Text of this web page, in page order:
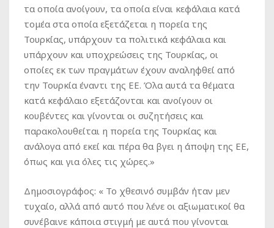
τα οποία ανοίγουν, τα οποία είναι κεφάλαια κατά
τομέα στα οποία εξετάζεται η πορεία της
Τουρκίας, υπάρχουν τα πολιτικά κεφάλαια και
υπάρχουν και υποχρεώσεις της Τουρκίας, οι
οποίες εκ των πραγμάτων έχουν αναληφθεί από
την Τουρκία έναντι της ΕΕ. Όλα αυτά τα θέματα
κατά κεφάλαιο εξετάζονται και ανοίγουν οι
κουβέντες και γίνονται οι συζητήσεις και
παρακολουθείται η πορεία της Τουρκίας και
ανάλογα από εκεί και πέρα θα βγει η άποψη της ΕΕ,
όπως και για όλες τις χώρες.»
Δημοσιογράφος: « Το χθεσινό συμβάν ήταν μεν
τυχαίο, αλλά από αυτό που λένε οι αξιωματικοί θα
συνέβαινε κάποια στιγμή με αυτά που γίνονται